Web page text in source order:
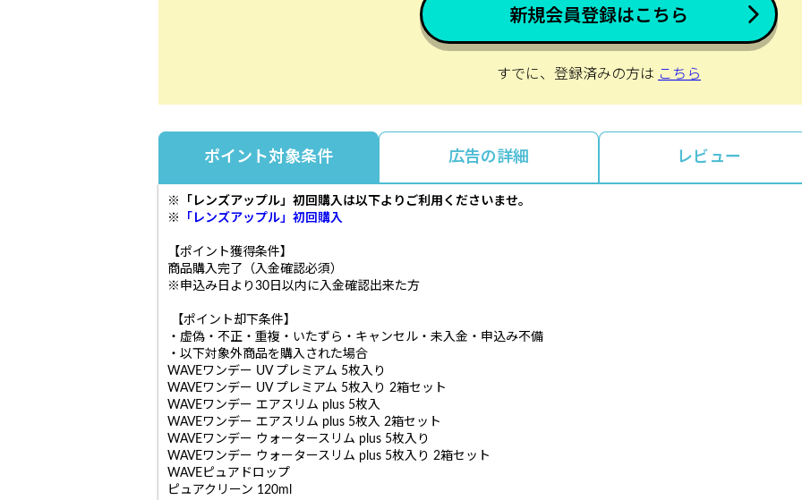
新規会員登録はこちら
すでに、登録済みの方は こちら
ポイント対象条件 広告の詳細 レビュー
※
「レンズアップル」初回購入は以下よりご利用くださいませ。
※
「レンズアップル」初回購入
【ポイント獲得条件】
商品購入完了（入金確認必須）
※申込み日より30日以内に入金確認出来た方
【ポイント却下条件】
・虚偽・不正・重複・いたずら・キャンセル・未入金・申込み不備
・以下対象外商品を購入された場合
WAVEワンデー UV プレミアム 5枚入り
WAVEワンデー UV プレミアム 5枚入り 2箱セット
WAVEワンデー エアスリム plus 5枚入
WAVEワンデー エアスリム plus 5枚入 2箱セット
WAVEワンデー ウォータースリム plus 5枚入り
WAVEワンデー ウォータースリム plus 5枚入り 2箱セット
WAVEピュアドロップ
ピュアクリーン 120ml